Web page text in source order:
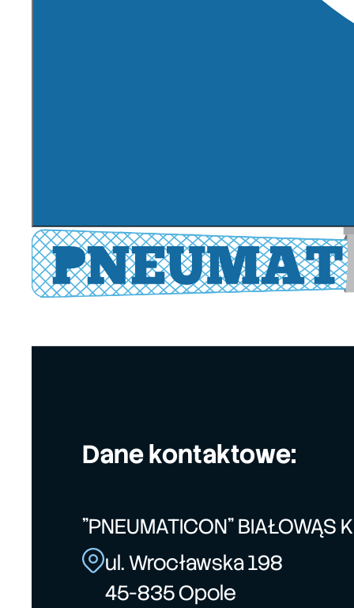
Dane kontaktowe:
"PNEUMATICON" BIAŁOWĄS
ul. Wrocławska 198
45-835 Opole